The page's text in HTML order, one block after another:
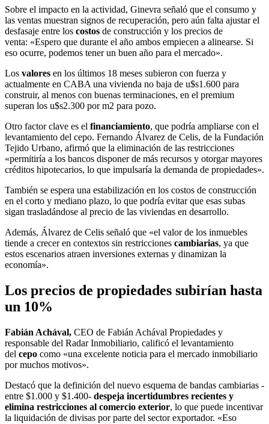
Sobre el impacto en la actividad, Ginevra señaló que el consumo y
las ventas muestran signos de recuperación, pero aún falta ajustar el
desfasaje entre los costos de construcción y los precios de
venta: «Espero que durante el año ambos empiecen a alinearse. Si
eso ocurre, podemos tener un buen año para el mercado».
Los valores en los últimos 18 meses subieron con fuerza y
actualmente en CABA una vivienda no baja de u$s1.600 para
construir, al menos con buenas terminaciones, en el premium
superan los u$s2.300 por m2 para pozo.
Otro factor clave es el financiamiento, que podría ampliarse con el
levantamiento del cepo. Fernando Álvarez de Celis, de la Fundación
Tejido Urbano, afirmó que la eliminación de las restricciones
«permitiría a los bancos disponer de más recursos y otorgar mayores
créditos hipotecarios, lo que impulsaría la demanda de propiedades».
También se espera una estabilización en los costos de construcción
en el corto y mediano plazo, lo que podría evitar que esas subas
sigan trasladándose al precio de las viviendas en desarrollo.
Además, Álvarez de Celis señaló que «el valor de los inmuebles
tiende a crecer en contextos sin restricciones cambiarias, ya que
estos escenarios atraen inversiones externas y dinamizan la
economía».
Los precios de propiedades subirían hasta
un 10%
Fabián Achával, CEO de Fabián Achával Propiedades y
responsable del Radar Inmobiliario, calificó el levantamiento
del cepo como «una excelente noticia para el mercado inmobiliario
por muchos motivos».
Destacó que la definición del nuevo esquema de bandas cambiarias -
entre $1.000 y $1.400- despeja incertidumbres recientes y
elimina restricciones al comercio exterior, lo que puede incentivar
la liquidación de divisas por parte del sector exportador. «Eso